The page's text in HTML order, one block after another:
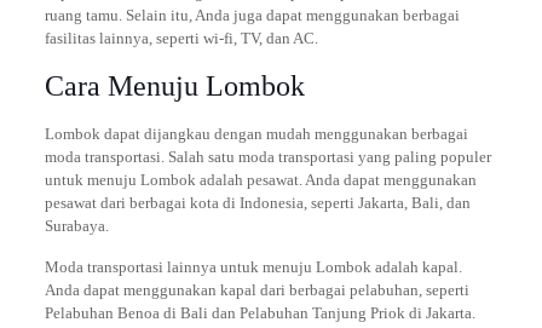
ruang tamu. Selain itu, Anda juga dapat menggunakan berbagai
fasilitas lainnya, seperti wi-fi, TV, dan AC.
Cara Menuju Lombok
Lombok dapat dijangkau dengan mudah menggunakan berbagai
moda transportasi. Salah satu moda transportasi yang paling populer
untuk menuju Lombok adalah pesawat. Anda dapat menggunakan
pesawat dari berbagai kota di Indonesia, seperti Jakarta, Bali, dan
Surabaya.
Moda transportasi lainnya untuk menuju Lombok adalah kapal.
Anda dapat menggunakan kapal dari berbagai pelabuhan, seperti
Pelabuhan Benoa di Bali dan Pelabuhan Tanjung Priok di Jakarta.